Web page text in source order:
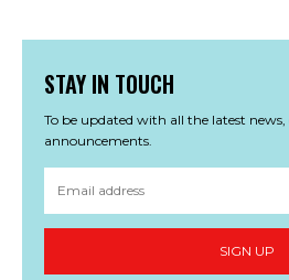
STAY IN TOUCH
To be updated with all the latest news,
announcements.
SIGN UP